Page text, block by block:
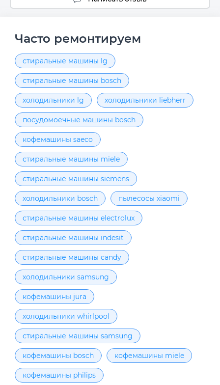
Часто ремонтируем
стиральные машины lg
стиральные машины bosch
холодильники lg холодильники liebherr
посудомоечные машины bosch
кофемашины saeco
стиральные машины miele
стиральные машины siemens
холодильники bosch пылесосы xiaomi
стиральные машины electrolux
стиральные машины indesit
стиральные машины candy
холодильники samsung
кофемашины jura
холодильники whirlpool
стиральные машины samsung
кофемашины bosch кофемашины miele
кофемашины philips